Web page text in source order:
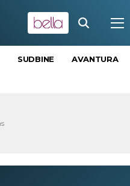
SUDBINE AVANTURA